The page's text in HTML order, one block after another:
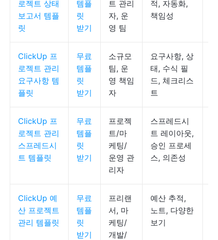
로젝트 상태
보고서 템플
릿
템플
릿
받기
트 관리
자, 운
영 팀
적, 자동화,
책임성
ClickUp 프
로젝트 관리
요구사항 템
플릿
무료
템플
릿
받기
소규모
팀, 운
영 책임
자
요구사항, 상
태, 수식 필
드, 체크리스
트
ClickUp 프
로젝트 관리
스프레드시
트 템플릿
무료
템플
릿
받기
프로젝
트/마
케팅/
운영 관
리자
스프레드시
트 레이아웃,
승인 프로세
스, 의존성
ClickUp 예
산 프로젝트
관리 템플릿
무료
템플
릿
받기
프리랜
서, 마
케팅/
개발/
예산 추적,
노트, 다양한
보기